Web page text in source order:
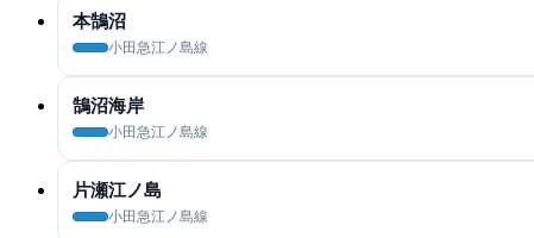
本鵠沼
小田急江ノ島線
鵠沼海岸
小田急江ノ島線
片瀬江ノ島
小田急江ノ島線